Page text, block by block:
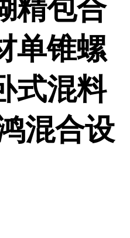
精包合
单锥螺
式混料
混合设